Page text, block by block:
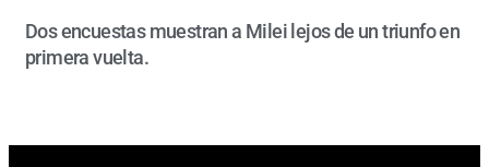
Dos encuestas muestran a Milei lejos de un triunfo en
primera vuelta.